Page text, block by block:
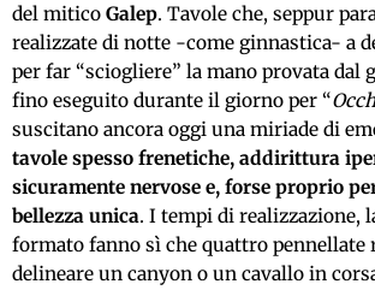
del mitico Galep. Tavole che, seppur
realizzate di notte -come ginnastica- a
per far “sciogliere” la mano provata dal
fino eseguito durante il giorno per “
suscitano ancora oggi una miriade di
tavole spesso frenetiche, addirittura
sicuramente nervose e, forse proprio
bellezza unica. I tempi di realizzazione,
formato fanno sì che quattro pennellate
delineare un canyon o un cavallo in